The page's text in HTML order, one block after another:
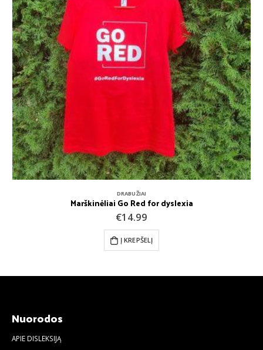
DRABUŽIAI
Marškinėliai Go Red for dyslexia
€14.99
Į KREPŠELĮ
Nuorodos
APIE DISLEKSIJĄ